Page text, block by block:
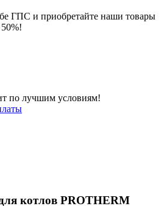
ГПС и приобретайте наши товары
по лучшим условиям!
котлов PROTHERM